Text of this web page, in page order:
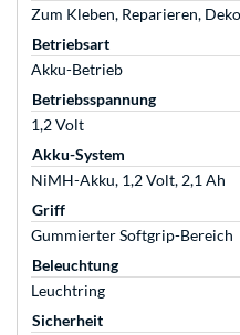
Zum Kleben, Reparieren,
Betriebsart
Akku-Betrieb
Betriebsspannung
1,2 Volt
Akku-System
NiMH-Akku, 1,2 Volt, 2,1 Ah
Griff
Gummierter Softgrip-Bereich
Beleuchtung
Leuchtring
Sicherheit